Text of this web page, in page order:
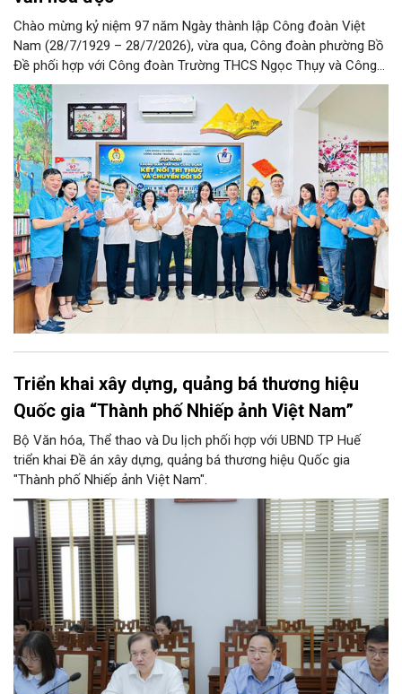
Chào mừng kỷ niệm 97 năm Ngày thành lập Công đoàn Việt
Nam (28/7/1929 – 28/7/2026), vừa qua, Công đoàn phường Bồ
Đề phối hợp với Công đoàn Trường THCS Ngọc Thụy và Công
đoàn Trường Tiểu học Ái Mộ B tổ chức Lễ ra mắt Mô hình
“Không gian văn hóa công đoàn”.
Triển khai xây dựng, quảng bá thương hiệu
Quốc gia “Thành phố Nhiếp ảnh Việt Nam”
Bộ Văn hóa, Thể thao và Du lịch phối hợp với UBND TP Huế
triển khai Đề án xây dựng, quảng bá thương hiệu Quốc gia
"Thành phố Nhiếp ảnh Việt Nam".